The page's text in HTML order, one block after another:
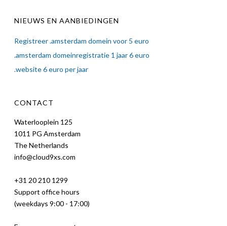
NIEUWS EN AANBIEDINGEN
Registreer .amsterdam domein voor 5 euro
.amsterdam domeinregistratie 1 jaar 6 euro
.website 6 euro per jaar
CONTACT
Waterlooplein 125
1011 PG Amsterdam
The Netherlands
info@cloud9xs.com
+31 20 210 1299
Support office hours
(weekdays 9:00 - 17:00)